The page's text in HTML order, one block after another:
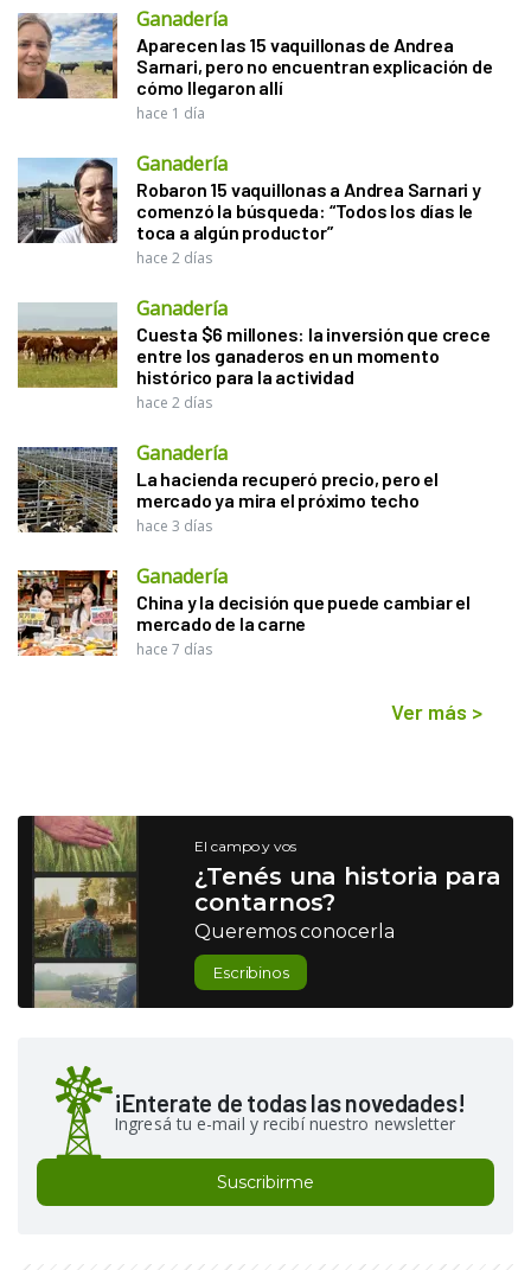
Ganadería
Aparecen las 15 vaquillonas de Andrea
Sarnari, pero no encuentran explicación de
cómo llegaron allí
hace 1 día
Ganadería
Robaron 15 vaquillonas a Andrea Sarnari y
comenzó la búsqueda: “Todos los días le
toca a algún productor”
hace 2 días
Ganadería
Cuesta $6 millones: la inversión que crece
entre los ganaderos en un momento
histórico para la actividad
hace 2 días
Ganadería
La hacienda recuperó precio, pero el
mercado ya mira el próximo techo
hace 3 días
Ganadería
China y la decisión que puede cambiar el
mercado de la carne
hace 7 días
Ver más >
El campo y vos
¿Tenés una historia para
contarnos?
Queremos conocerla
Escribinos
¡Enterate de todas las novedades!
Ingresá tu e-mail y recibí nuestro newsletter
Suscribirme